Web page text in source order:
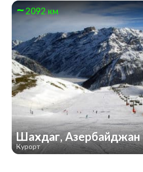
2092 км
Шахдаг, Азербайджан
Курорт